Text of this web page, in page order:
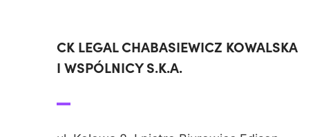
CK LEGAL CHABASIEWICZ KOWALSKA
I WSPÓLNICY S.K.A.